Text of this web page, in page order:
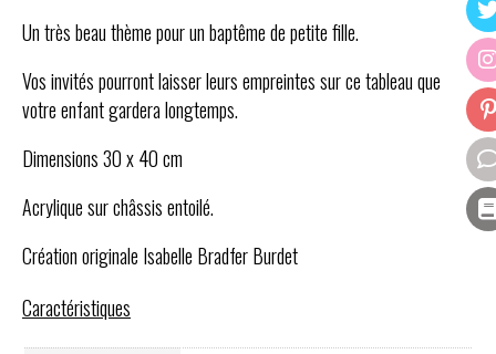
Un très beau thème pour un baptême de petite fille.
Vos invités pourront laisser leurs empreintes sur ce tableau que
votre enfant gardera longtemps.
Dimensions 30 x 40 cm
Acrylique sur châssis entoilé.
Création originale Isabelle Bradfer Burdet
Caractéristiques